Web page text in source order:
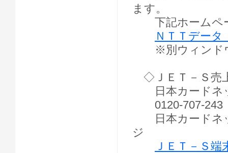
ます。
下記ホームペ
ＮＴＴデー
※別ウィンドウ
◇ＪＥＴ－Ｓ売
日本カードネッ
0120-707-243
日本カードネッ
ジ
ＪＥＴ－Ｓ端